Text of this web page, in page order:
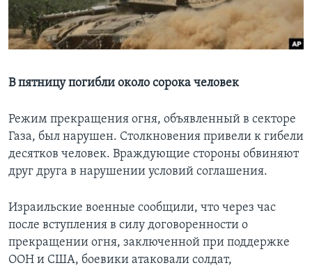
Learning English
Языки
В пятницу погибли около сорока человек
Режим прекращения огня, объявленный в секторе
Газа, был нарушен. Столкновения привели к гибели
десятков человек. Враждующие стороны обвиняют
друг друга в нарушении условий соглашения.
Израильские военные сообщили, что через час
после вступления в силу договоренности о
прекращении огня, заключенной при поддержке
ООН и США, боевики атаковали солдат,